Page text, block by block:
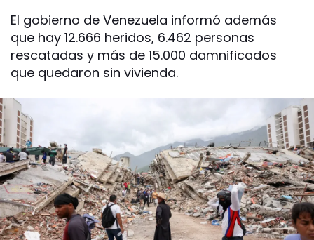
El gobierno de Venezuela informó además
que hay 12.666 heridos, 6.462 personas
rescatadas y más de 15.000 damnificados
que quedaron sin vivienda.